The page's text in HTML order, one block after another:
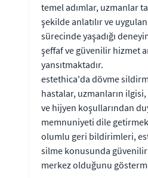
temel adımlar, uzmanlar
şekilde anlatılır ve
sürecinde yaşadığı
şeffaf ve güvenilir hizmet
yansıtmaktadır.
estethica'da dövme
hastalar, uzmanların
ve hijyen koşullarından
memnuniyeti dile
olumlu geri bildirimleri,
silme konusunda güvenilir
merkez olduğunu